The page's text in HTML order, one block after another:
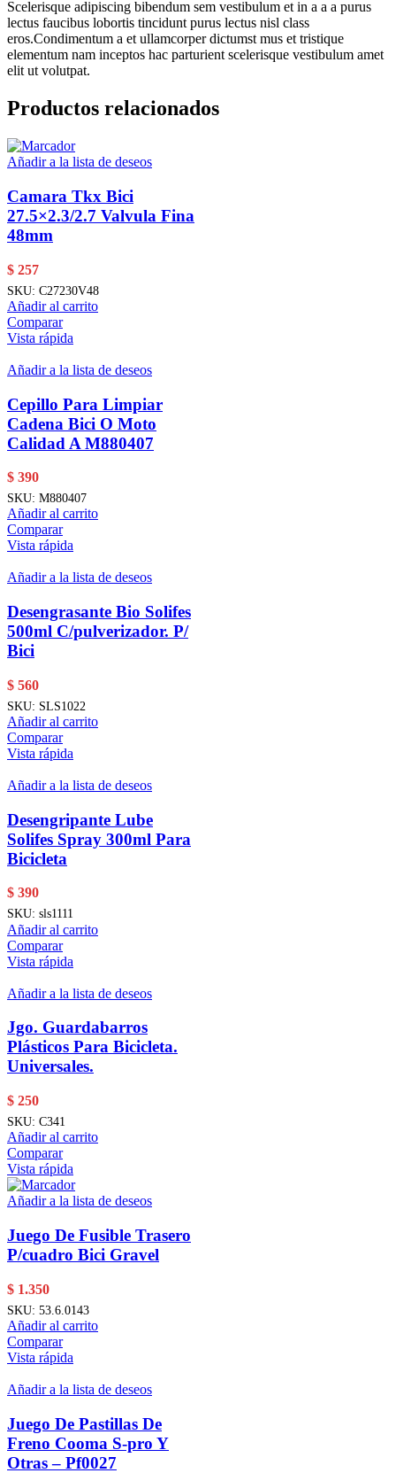
Scelerisque adipiscing bibendum sem vestibulum et in a a a purus
lectus faucibus lobortis tincidunt purus lectus nisl class
eros.Condimentum a et ullamcorper dictumst mus et tristique
elementum nam inceptos hac parturient scelerisque vestibulum amet
elit ut volutpat.
Productos relacionados
Añadir a la lista de deseos
Camara Tkx Bici
27.5×2.3/2.7 Valvula Fina
48mm
$ 257
SKU: C27230V48
Añadir al carrito
Comparar
Vista rápida
Añadir a la lista de deseos
Cepillo Para Limpiar
Cadena Bici O Moto
Calidad A M880407
$ 390
SKU: M880407
Añadir al carrito
Comparar
Vista rápida
Añadir a la lista de deseos
Desengrasante Bio Solifes
500ml C/pulverizador. P/
Bici
$ 560
SKU: SLS1022
Añadir al carrito
Comparar
Vista rápida
Añadir a la lista de deseos
Desengripante Lube
Solifes Spray 300ml Para
Bicicleta
$ 390
SKU: sls1111
Añadir al carrito
Comparar
Vista rápida
Añadir a la lista de deseos
Jgo. Guardabarros
Plásticos Para Bicicleta.
Universales.
$ 250
SKU: C341
Añadir al carrito
Comparar
Vista rápida
Añadir a la lista de deseos
Juego De Fusible Trasero
P/cuadro Bici Gravel
$ 1.350
SKU: 53.6.0143
Añadir al carrito
Comparar
Vista rápida
Añadir a la lista de deseos
Juego De Pastillas De
Freno Cooma S-pro Y
Otras – Pf0027